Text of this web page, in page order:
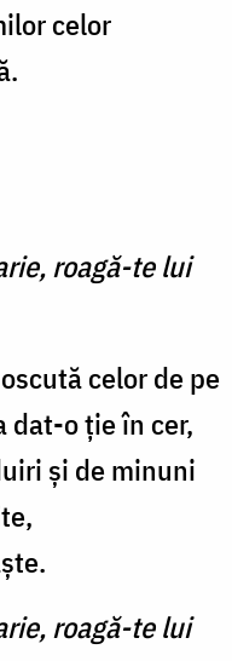
celor
roagă-te lui
celor de pe
dat-o ţie în cer,
şi de minuni
roagă-te lui